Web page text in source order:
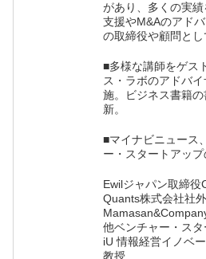
があり、多くの実
支援やM&Aのアド
の取締役や顧問とし
■多様な講師をゲス
ス・ラボのアドバ
施。ビジネス書籍
新。
■マイナビニュース
ー・スタートアップ
Ewilジャパン取締役
Quants株式会社社
他ベンチャー・ス
iU 情報経営イノベ
教授